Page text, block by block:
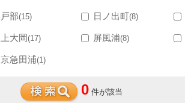
戸部(15) 日ノ出町(8)
上大岡(17) 屏風浦(8)
京急田浦(1)
0 件が該当